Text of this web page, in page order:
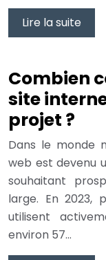
Lire la suite
Combien
site
projet ?
Dans le monde
web est devenu
souhaitant
large. En 2023,
utilisent
environ 57…